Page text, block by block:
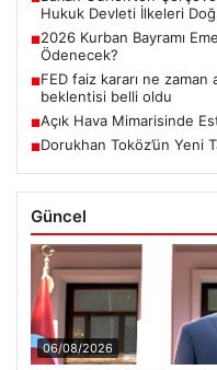
Hukuk Devleti İlkeleri
■2026 Kurban Bayramı
Ödenecek?
■FED faiz kararı ne zaman
beklentisi belli oldu
■Açık Hava Mimarisinde
■Dorukhan Toköz’ün Yeni
Güncel
06/08/2026